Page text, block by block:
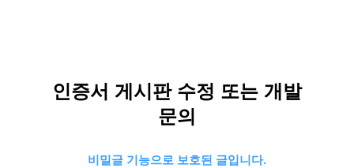
인증서 게시판 수정 또는 개발
문의
비밀글 기능으로 보호된 글입니다.